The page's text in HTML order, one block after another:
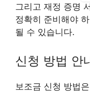
그리고 재정 증명
정확히 준비해야
될 수 있습니다.
신청 방법 안
보조금 신청 방법